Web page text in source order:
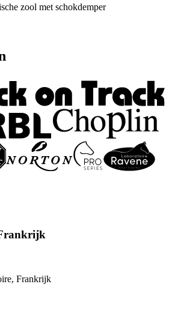
zool met schokdemper
Frankrijk